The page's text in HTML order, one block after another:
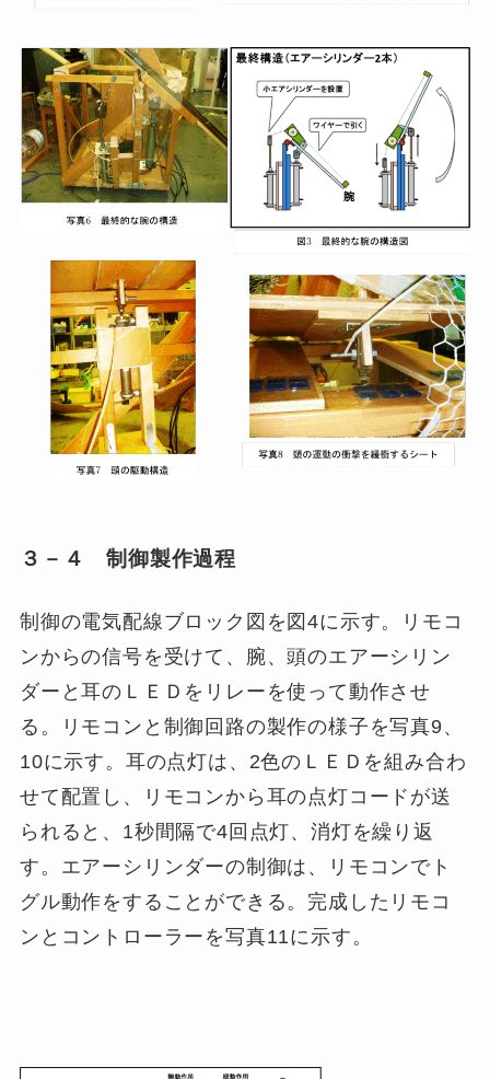
３－４ 制御製作過程
制御の電気配線ブロック図を図4に示す。リモコ
ンからの信号を受けて、腕、頭のエアーシリン
ダーと耳のＬＥＤをリレーを使って動作させ
る。リモコンと制御回路の製作の様子を写真9、
10に示す。耳の点灯は、2色のＬＥＤを組み合わ
せて配置し、リモコンから耳の点灯コードが送
られると、1秒間隔で4回点灯、消灯を繰り返
す。エアーシリンダーの制御は、リモコンでト
グル動作をすることができる。完成したリモコ
ンとコントローラーを写真11に示す。